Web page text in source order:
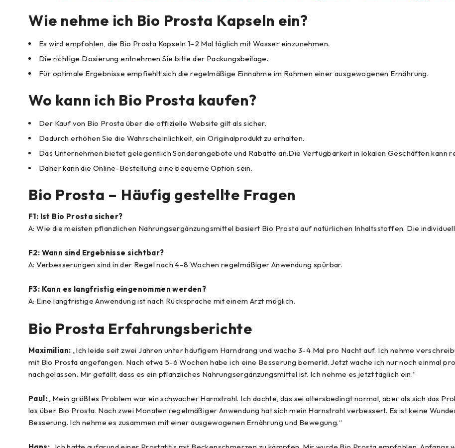
Wie nehme ich Bio Prosta Kapseln ein?
Es wird empfohlen, die Bio Prosta Kapseln 1–2 Mal täglich mit Wasser einzunehmen.
Die richtige Dosierung entnehmen Sie bitte der Packungsbeilage.
Für optimale Ergebnisse empfiehlt sich die regelmäßige Einnahme im Rahmen einer ausgewogenen Ernährung.
Wo kann ich Bio Prosta kaufen?
Der Kauf von Bio Prosta über die offizielle Website gilt als sicher.
Dadurch erhöhen Sie die Wahrscheinlichkeit, ein Originalprodukt zu erhalten.
Das Unternehmen bietet gelegentlich Sonderangebote und Rabatte an.Die Verfügbarkeit in lokalen Geschäften kann
Daher kann die Online-Bestellung eine bequeme Option sein.
Bio Prosta – Häufig gestellte Fragen
F1: Ist Bio Prosta sicher?
A: Wie die meisten pflanzlichen Nahrungsergänzungsmittel basiert Bio Prosta auf natürlichen Inhaltsstoffen. Die
F2: Wann sind Ergebnisse sichtbar?
A: Verbesserungen sind in der Regel nach 4–8 Wochen regelmäßiger Anwendung spürbar.
F3: Kann es langfristig eingenommen werden?
A: Eine langfristige Anwendung ist nach Rücksprache mit einem Arzt möglich.
Bio Prosta Erfahrungsberichte
Maximilian: „Ich leide seit zwei Jahren unter häufigem Harndrang und wache 3-4 Mal pro Nacht auf. Ich nehme
mit Bio Prosta angefangen. Nach etwa 5-6 Wochen habe ich eine Besserung bemerkt. Jetzt wache ich nur noch einmal
nachgelassen. Mir gefällt, dass es ein pflanzliches Nahrungsergänzungsmittel ist. Ich nehme es jetzt täglich ein.“
Paul:„Mein größtes Problem war ein schwacher Harnstrahl. Ich dachte, das sei altersbedingt normal, aber als sich das
las über Bio Prosta. Nach zwei Monaten regelmäßiger Anwendung hat sich mein Harnstrahl verbessert. Es ist keine
Besserung. Ich nehme es zusammen mit einer ausgewogenen Ernährung und Bewegung.“